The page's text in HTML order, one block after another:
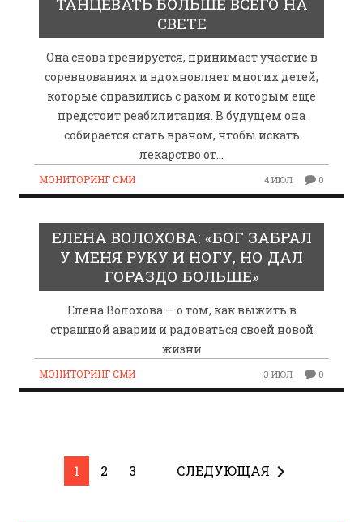
СВЕТЕ
Она снова тренируется, принимает участие в
соревнованиях и вдохновляет многих детей,
которые справились с раком и которым еще
предстоит реабилитация. В будущем она
собирается стать врачом, чтобы искать
лекарство от…
МОНИТОРИНГ СМИ 4 ИЮЛ 0
ЕЛЕНА ВОЛОХОВА: «БОГ ЗАБРАЛ
У МЕНЯ РУКУ И НОГУ, НО ДАЛ
ГОРАЗДО БОЛЬШЕ»
Елена Волохова — о том, как выжить в
страшной аварии и радоваться своей новой
жизни
МОНИТОРИНГ СМИ 3 ИЮЛ 0
1 2 3 СЛЕДУЮЩАЯ